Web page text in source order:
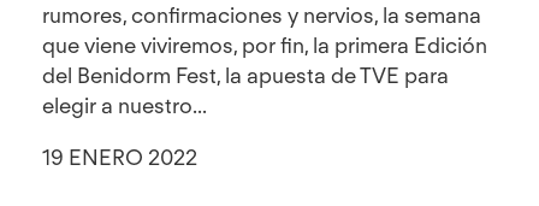
rumores, confirmaciones y nervios, la semana
que viene viviremos, por fin, la primera Edición
del Benidorm Fest, la apuesta de TVE para
elegir a nuestro...
19 ENERO 2022